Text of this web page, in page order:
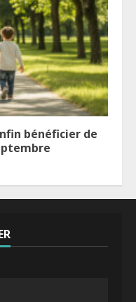
bénéficier de